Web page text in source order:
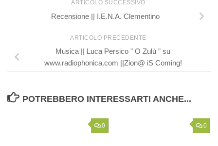
ARTICOLO SUCCESSIVO
Recensione || I.E.N.A. Clementino
ARTICOLO PRECEDENTE
Musica || Luca Persico ” O Zulù ” su
www.radiophonica.com ||Zion@ iS Coming!
POTREBBERO INTERESSARTI ANCHE...
0 0